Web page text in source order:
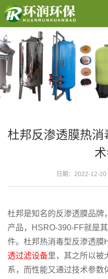
杜邦反渗透膜热
日期：2022-12-20
杜邦是知名的反渗透膜品牌
产品，HSRO-390-FF就是
件。杜邦热消毒型反渗透膜
透过滤设备里，其之所以被
系，而性能又通过技术参数